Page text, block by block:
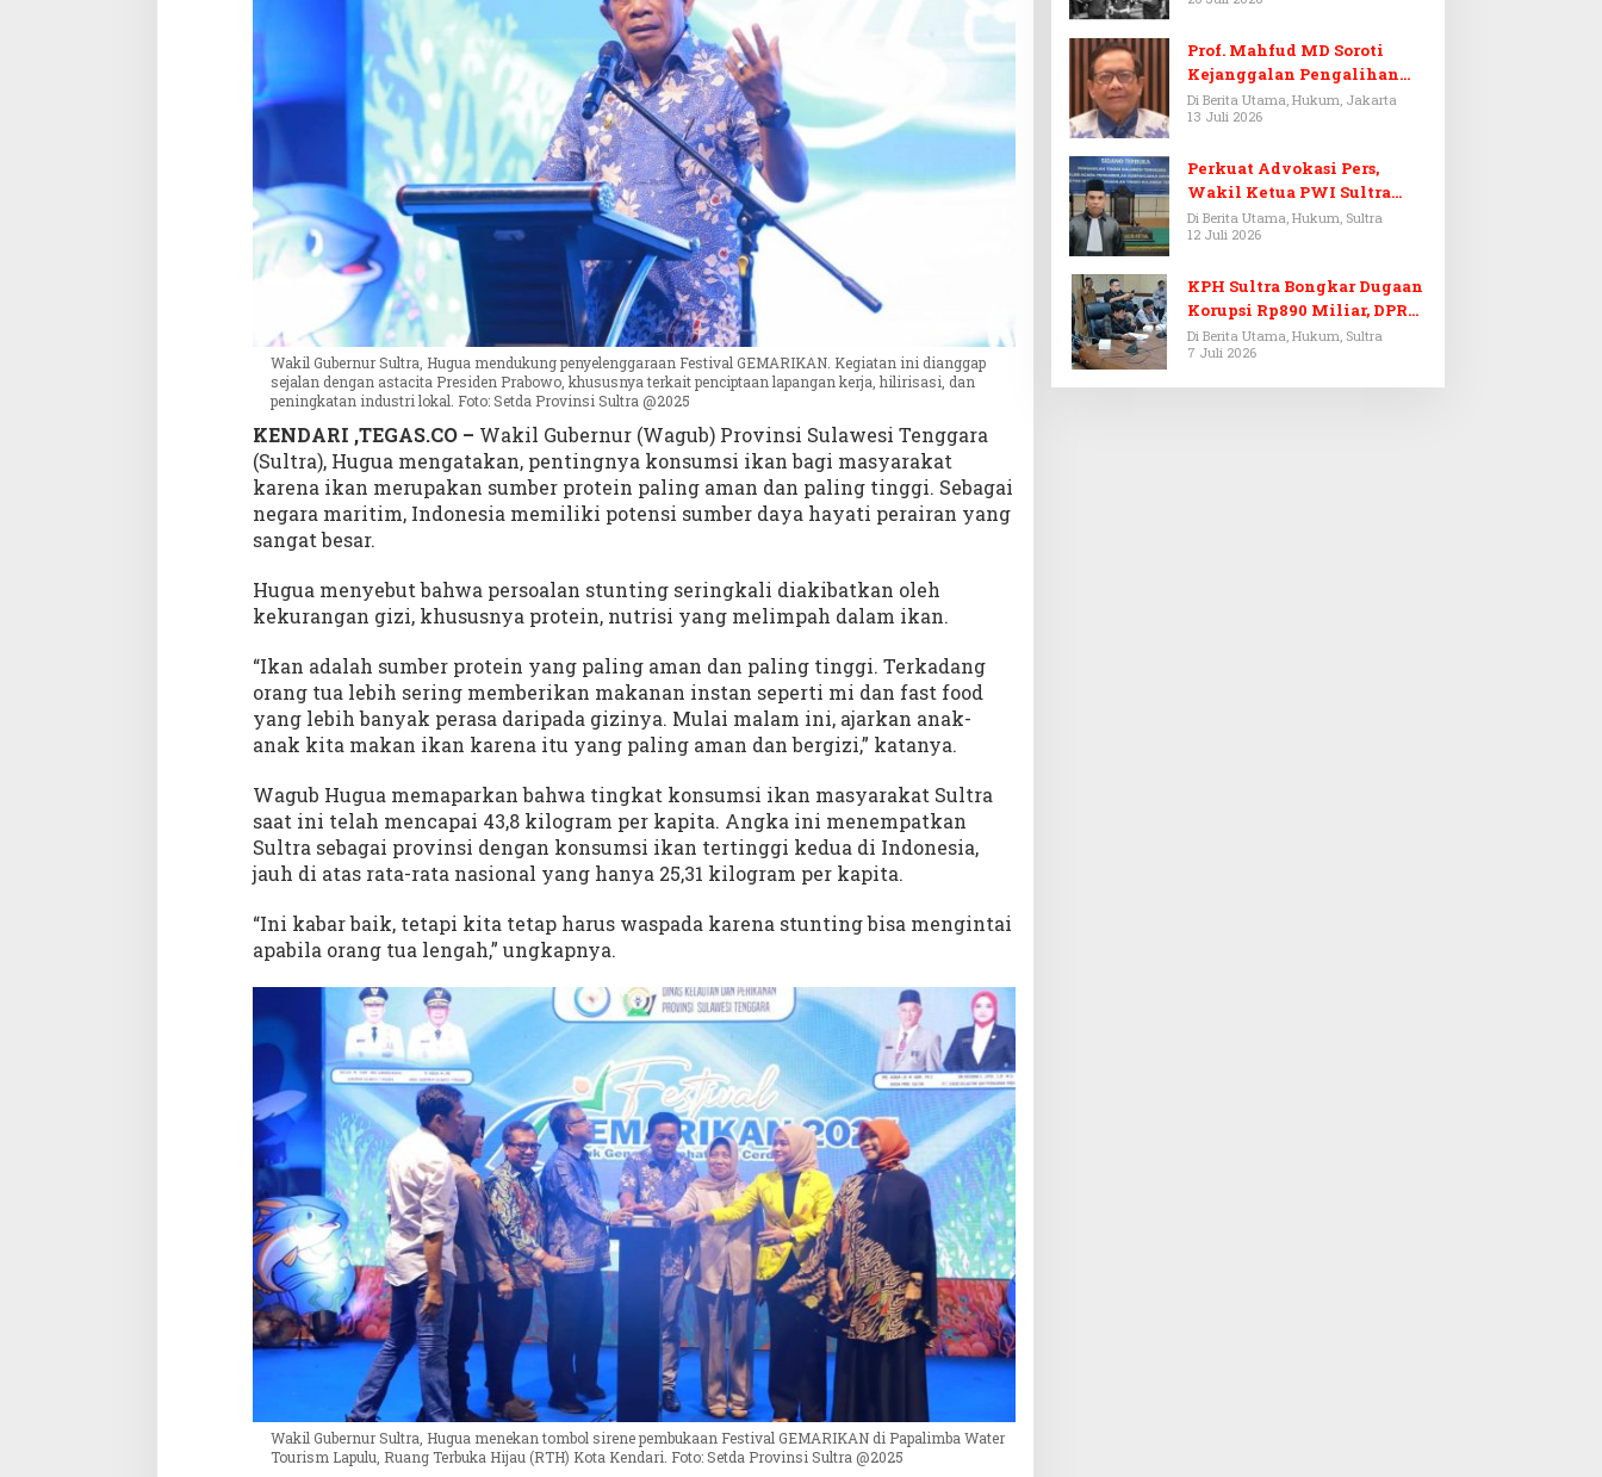
a
n
m
b
e
P
r
o
t
e
i
n
a
l
i
n
m
a
d
n
T
i
g
g
i
Wakil Gubernur Sultra, Hugua mendukung penyelenggaraan Festival GEMARIKAN. Kegiatan ini dianggap
sejalan dengan astacita Presiden Prabowo, khususnya terkait penciptaan lapangan kerja, hilirisasi, dan
peningkatan industri lokal. Foto: Setda Provinsi Sultra @2025
KENDARI ,TEGAS.CO – Wakil Gubernur (Wagub) Provinsi Sulawesi Tenggara
(Sultra), Hugua mengatakan, pentingnya konsumsi ikan bagi masyarakat
karena ikan merupakan sumber protein paling aman dan paling tinggi. Sebagai
negara maritim, Indonesia memiliki potensi sumber daya hayati perairan yang
sangat besar.
Hugua menyebut bahwa persoalan stunting seringkali diakibatkan oleh
kekurangan gizi, khususnya protein, nutrisi yang melimpah dalam ikan.
“Ikan adalah sumber protein yang paling aman dan paling tinggi. Terkadang
orang tua lebih sering memberikan makanan instan seperti mi dan fast food
yang lebih banyak perasa daripada gizinya. Mulai malam ini, ajarkan anak-
anak kita makan ikan karena itu yang paling aman dan bergizi,” katanya.
Wagub Hugua memaparkan bahwa tingkat konsumsi ikan masyarakat Sultra
saat ini telah mencapai 43,8 kilogram per kapita. Angka ini menempatkan
Sultra sebagai provinsi dengan konsumsi ikan tertinggi kedua di Indonesia,
jauh di atas rata-rata nasional yang hanya 25,31 kilogram per kapita.
“Ini kabar baik, tetapi kita tetap harus waspada karena stunting bisa mengintai
apabila orang tua lengah,” ungkapnya.
Wakil Gubernur Sultra, Hugua menekan tombol sirene pembukaan Festival GEMARIKAN di Papalimba Water
Tourism Lapulu, Ruang Terbuka Hijau (RTH) Kota Kendari. Foto: Setda Provinsi Sultra @2025
Prof. Mahfud MD Soroti
Kejanggalan Pengalihan
Penyelidikan Tersangka
Febrie Adriansyah
Di Berita Utama, Hukum, Jakarta
13 Juli 2026
Perkuat Advokasi Pers,
Wakil Ketua PWI Sultra
Resmi Dilantik Menjadi
Advokat PERADI
Di Berita Utama, Hukum, Sultra
12 Juli 2026
KPH Sultra Bongkar Dugaan
Korupsi Rp890 Miliar, DPRD
Sultra Gelar RDP
Di Berita Utama, Hukum, Sultra
7 Juli 2026